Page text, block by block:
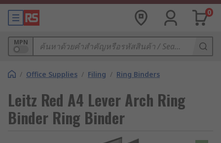
0
MPN
/ Office Supplies / Filing / Ring Binders
Leitz Red A4 Lever Arch Ring
Binder Ring Binder